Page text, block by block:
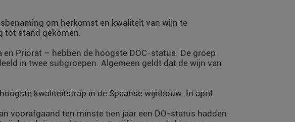
om herkomst en kwaliteit van wijn te
tot stand gekomen.
Priorat – hebben de hoogste DOC-status. De groep
in twee subgroepen. Algemeen geldt dat de wijn van
kwaliteitstrap in de Spaanse wijnbouw. In april
voorafgaand ten minste tien jaar een DO-status hadden.